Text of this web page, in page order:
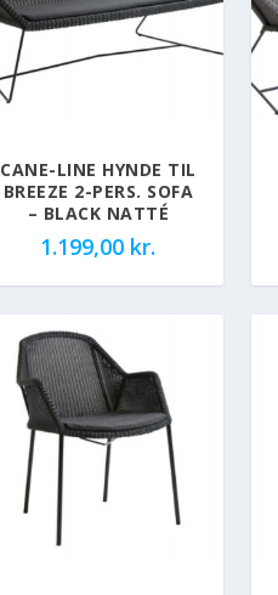
CANE-LINE HYNDE TIL
BREEZE 2-PERS. SOFA
– BLACK NATTÉ
1.199,00 kr.